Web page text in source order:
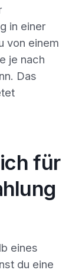
in einer
von einem
je nach
Das
für
eines
du eine